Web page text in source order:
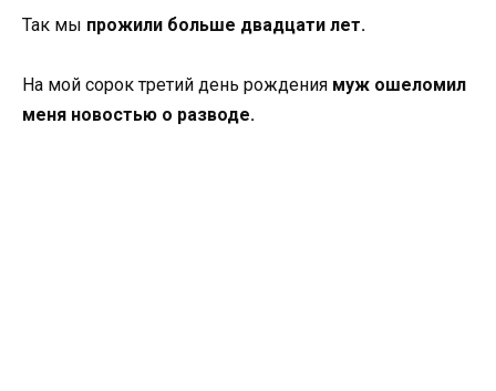
Так мы прожили больше двадцати лет.
На мой сорок третий день рождения муж ошеломил
меня новостью о разводе.